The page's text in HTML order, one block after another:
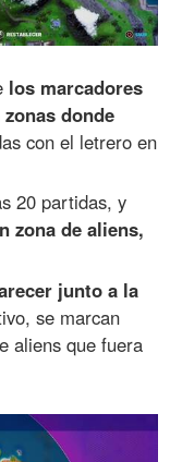
los marcadores
donde
con el letrero en
20 partidas, y
zona de aliens,
junto a la
se marcan
aliens que fuera